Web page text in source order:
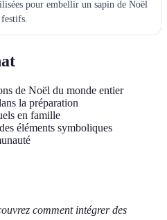
pour embellir un sapin de Noël
de Noël du monde entier
la préparation
en famille
éléments symboliques
comment intégrer des